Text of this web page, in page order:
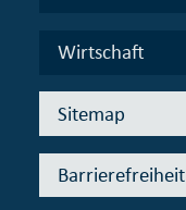
Wirtschaft
Sitemap
Barrierefreiheit